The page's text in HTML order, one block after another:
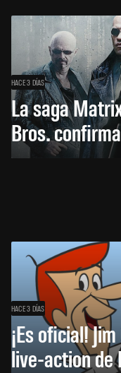
HACE 3 DÍAS
La saga
Bros.
HACE 3 DÍAS
¡Es oficial!
live-action de